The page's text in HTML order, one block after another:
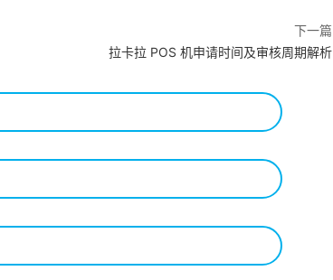
下一篇
拉卡拉 POS 机申请时间及审核周期解析